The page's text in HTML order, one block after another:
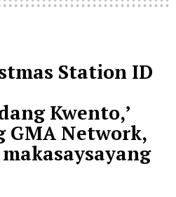
Station ID
Kwento,’
GMA Network,